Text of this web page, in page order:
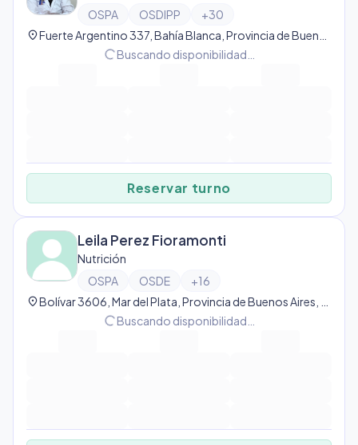
OSPA
OSDIPP +30
location_on
progress_activityBuscando disponibilidad…
Reservar turno
Leila Perez Fioramonti
Nutrición
OSPA
OSDE +16
location_on
progress_activityBuscando disponibilidad…